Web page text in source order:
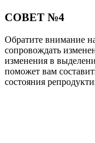
СОВЕТ №4
Обратите внимание
сопровождать
изменения в
поможет вам
состояния